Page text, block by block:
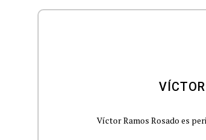
Víctor Ramos Rosado es